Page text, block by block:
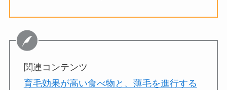
関連コンテンツ
育毛効果が高い食べ物と、薄毛を進行する